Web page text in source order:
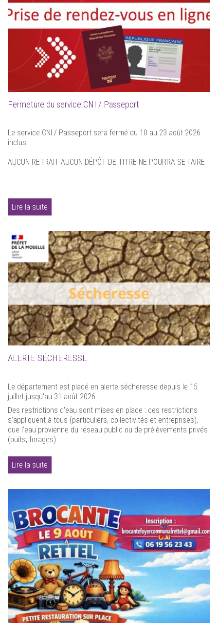
Fermeture du service CNI / Passeport
Le service CNI / Passeport sera fermé du 10 au 23 août 2026
inclus.
AUCUN RETRAIT AUCUN DÉPÔT DE TITRE NE POURRA SE FAIRE
Lire la suite
ALERTE SÉCHERESSE
Le département est placé en alerte sécheresse depuis le 15
juillet jusqu'au 31 août 2026.
Des restrictions d'eau sont mises en place : ces restrictions
s’appliquent à tous (particuliers, collectivités et entreprises),
que l’eau provienne du réseau public ou de prélèvements privés
(puits, forages).
Lire la suite